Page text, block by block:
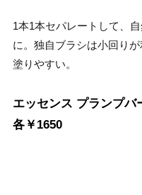
1本1本セパレートして、
に。独自ブラシは小回り
塗りやすい。
エッセンス プランプバ
各￥1650